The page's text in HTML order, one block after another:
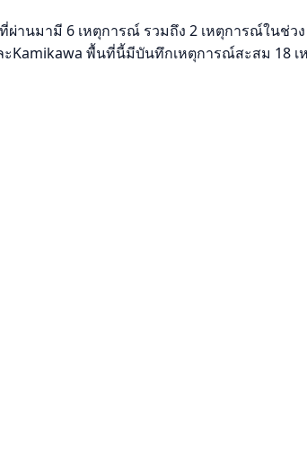
านมามี 6 เหตุการณ์ รวมถึง 2 เหตุการณ์ในช่
ะKamikawa พื้นที่นี้มีบันทึกเหตุการณ์สะสม 18